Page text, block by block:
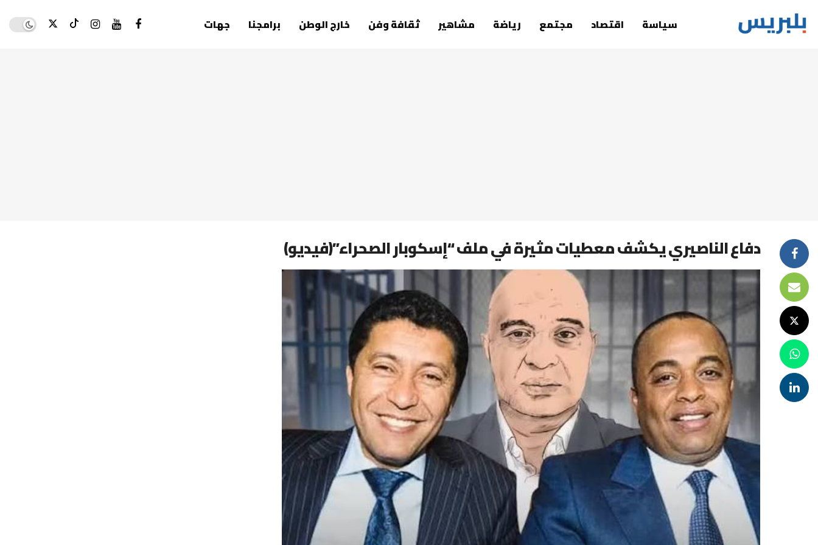
سياسة اقتصاد مجتمع رياضة مشاهير ثقافة وفن خارج الوطن برامجنا جهات mode
دفاع الناصيري يكشف معطيات مثيرة في ملف “إسكوبار الصحراء”(فيديو)